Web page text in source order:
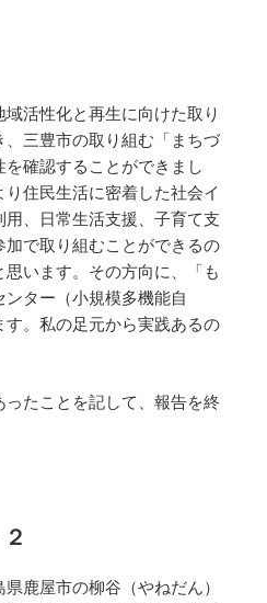
活性化と再生に向けた取り
三豊市の取り組む「まちづ
を確認することができまし
住民生活に密着した社会イ
、日常生活支援、子育て支
で取り組むことができるの
います。その方向に、「も
ター（小規模多機能自
。私の足元から実践あるの
たことを記して、報告を終
鹿屋市の柳谷（やねだん）